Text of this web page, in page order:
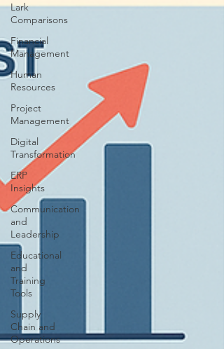
Lark
Comparisons
Financial
Management
Human
Resources
Project
Management
Digital
Transformation
ERP
Insights
Communication
and
Leadership
Educational
and
Training
Tools
Supply
Chain and
Operations